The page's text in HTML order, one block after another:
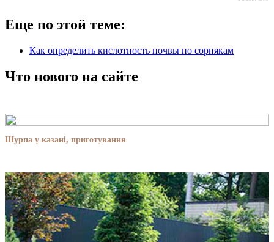
Еще по этой теме:
Как определить кислотность почвы по сорнякам
Что нового на сайте
Шурпа у казані, приготування